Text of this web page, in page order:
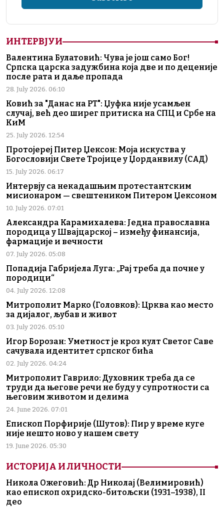
ИНТЕРВЈУИ
Валентина Булатовић: Чува је још само Бог!
Српска царска задужбина која две и по деценије
после рата и даље пропада
28. July 2026. 06:10
Ковић за "Данас на РТ": Џуфка није усамљен
случај, већ део ширег притиска на СПЦ и Србе на
КиМ
25. July 2026. 12:54
Протојереј Питер Џексон: Моја искуства у
Богословији Свете Тројице у Џорданвилу (САД)
15. July 2026. 06:17
Интервју са некадашњим протестантским
мисионаром — свештеником Питером Џексоном
10. July 2026. 07:01
Александра Карамихалева: Једна православна
породица у Швајцарској – између финансија,
фармације и вечности
07. July 2026. 05:08
Попадија Габријела Луга: „Рај треба да почне у
породици“
04. July 2026. 12:08
Митрополит Марко (Головков): Црква као место
за дијалог, љубав и живот
03. July 2026. 05:10
Игор Борозан: Уметност је кроз култ Светог Саве
сачувала идентитет српског бића
02. July 2026. 04:24
Митрополит Гаврило: Духовник треба да се
труди да његове речи не буду у супротности са
његовим животом и делима
24. June 2026. 07:01
Епископ Порфирије (Шутов): Пир у време куге
није нешто ново у нашем свету
19. June 2026. 05:30
ИСТОРИЈА И ЛИЧНОСТИ
Никола Ожеговић: Др Николај (Велимировић)
као епископ охридско-битољски (1931–1938), II
део